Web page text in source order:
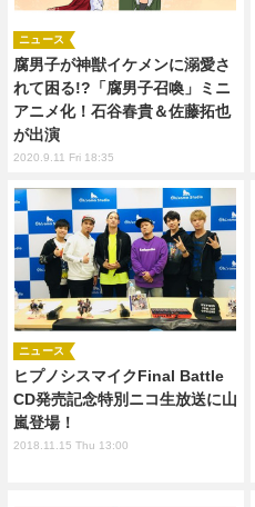
腐男子が神獣イケメンに溺愛さ
れて困る!?「腐男子召喚」ミニ
アニメ化！石谷春貴＆佐藤拓也
が出演
ニュース
2020.9.11 Fri 18:35
ヒプノシスマイクFinal Battle
CD発売記念特別ニコ生放送に山
嵐登場！
ニュース
2018.11.15 Thu 13:00